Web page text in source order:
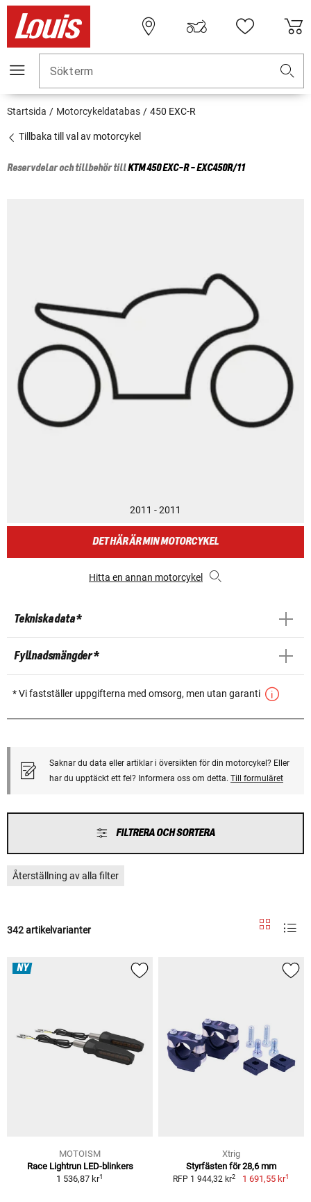
Sökterm
Startsida Motorcykeldatabas 450 EXC-R
Tillbaka till val av motorcykel
Reservdelar och tillbehör tillKTM450 EXC-R - EXC450R/11
2011 - 2011
DET HÄR ÄR MIN MOTORCYKEL
Hitta en annan motorcykel
Tekniska data *
Fyllnadsmängder *
* Vi fastställer uppgifterna med omsorg, men utan garanti
Saknar du data eller artiklar i översikten för din motorcykel? Eller
har du upptäckt ett fel? Informera oss om detta. Till formuläret
FILTRERA OCH SORTERA
Återställning av alla filter
342 artikelvarianter
NY
MOTOISM
Race Lightrun LED-blinkers
1 536,87 kr1
Xtrig
Styrfästen för 28,6 mm
RFP 1 944,32 kr2 1 691,55 kr1